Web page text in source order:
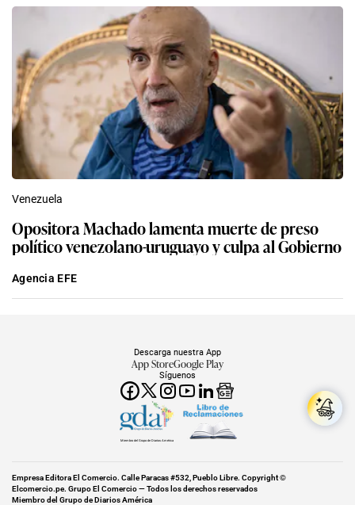
Venezuela
Opositora Machado lamenta muerte de preso
político venezolano-uruguayo y culpa al Gobierno
Agencia EFE
Síguenos
Descarga nuestra App
App StoreGoogle Play
Miembro del Grupo de Diarios América
Empresa Editora El Comercio. Calle Paracas #532, Pueblo Libre. Copyright ©
Elcomercio.pe. Grupo El Comercio — Todos los derechos reservados
Miembro del Grupo de Diarios América